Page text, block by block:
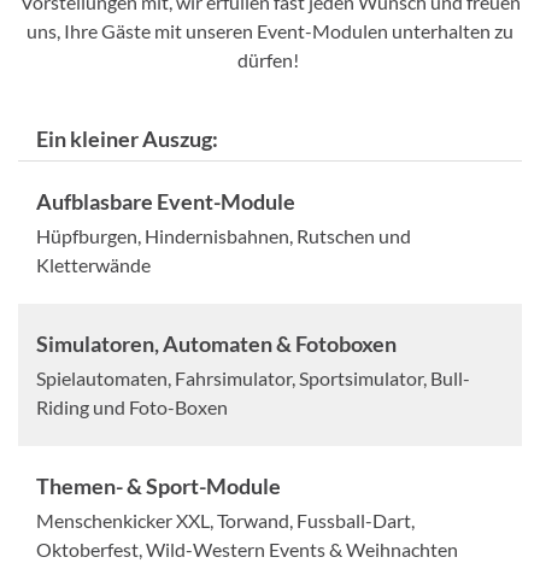
uns, Ihre Gäste mit unseren Event-Modulen unterhalten zu
dürfen!
Ein kleiner Auszug:
Aufblasbare Event-Module
Hüpfburgen, Hindernisbahnen, Rutschen und
Kletterwände
Simulatoren, Automaten & Fotoboxen
Spielautomaten, Fahrsimulator, Sportsimulator, Bull-
Riding und Foto-Boxen
Themen- & Sport-Module
Menschenkicker XXL, Torwand, Fussball-Dart,
Oktoberfest, Wild-Western Events & Weihnachten